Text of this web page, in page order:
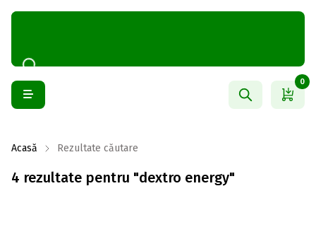
0
Acasă Rezultate căutare
4 rezultate pentru "dextro energy"